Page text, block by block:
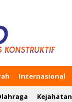
Internasional
Kejahatan